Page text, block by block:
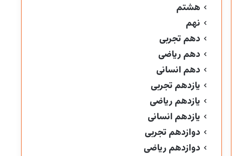
هشتم
نهم
دهم تجربی
دهم ریاضی
دهم انسانی
یازدهم تجربی
یازدهم ریاضی
یازدهم انسانی
دوازدهم تجربی
دوازدهم ریاضی